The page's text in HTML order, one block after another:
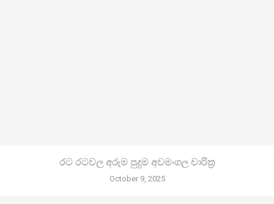
රට රටවල අරුම පුදුම අවමංගල චාරිත්‍ර
October 9, 2025